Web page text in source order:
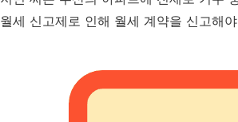
월세 신고제로 인해 월세 계약을 신고해